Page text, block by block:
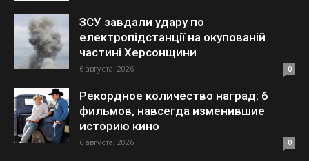
ЗСУ завдали удару по
електропідстанції на окупованій
частині Херсонщини
6 августа, 2026 0
Рекордное количество наград: 6
фильмов, навсегда изменившие
историю кино
6 августа, 2026 0